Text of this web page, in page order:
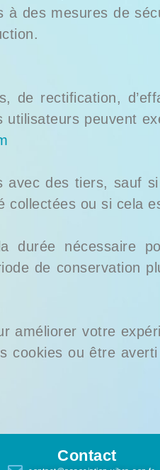
à des mesures de
de rectification,
peuvent
avec des tiers, sauf
collectées ou si cela
durée nécessaire
de conservation
améliorer votre
cookies ou être
Contact